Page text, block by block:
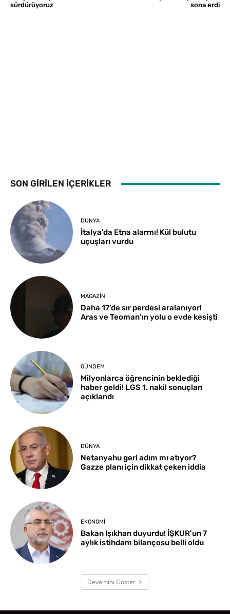
sürdürüyoruz
sona erdi
SON GİRİLEN İÇERİKLER
DÜNYA
İtalya’da Etna alarmı! Kül bulutu
uçuşları vurdu
MAGAZIN
Daha 17’de sır perdesi aralanıyor!
Aras ve Teoman’ın yolu o evde kesişti
GÜNDEM
Milyonlarca öğrencinin beklediği
haber geldi! LGS 1. nakil sonuçları
açıklandı
DÜNYA
Netanyahu geri adım mı atıyor?
Gazze planı için dikkat çeken iddia
EKONOMI
Bakan Işıkhan duyurdu! İŞKUR’un 7
aylık istihdam bilançosu belli oldu
Devamını Göster